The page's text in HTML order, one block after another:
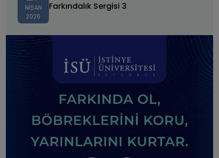
NISAN
2026
Farkındalık Sergisi 3